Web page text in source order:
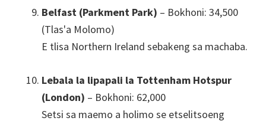
Belfast (Parkment Park) – Bokhoni: 34,500
(Tlas'a Molomo)
E tlisa Northern Ireland sebakeng sa machaba.
Lebala la lipapali la Tottenham Hotspur
(London) – Bokhoni: 62,000
Setsi sa maemo a holimo se etselitsoeng